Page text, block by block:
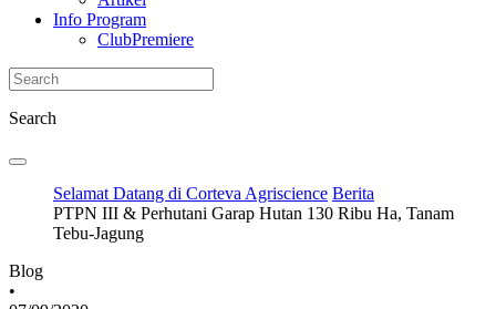
Info Program
ClubPremiere
Search
Selamat Datang di Corteva Agriscience Berita
PTPN III & Perhutani Garap Hutan 130 Ribu Ha, Tanam
Tebu-Jagung
Blog
•